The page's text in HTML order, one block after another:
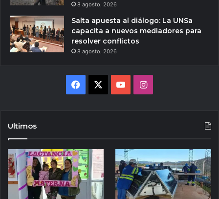
8 agosto, 2026
Salta apuesta al diálogo: La UNSa
capacita a nuevos mediadores para
resolver conflictos
8 agosto, 2026
Facebook YouTubeInstagram
Ultimos